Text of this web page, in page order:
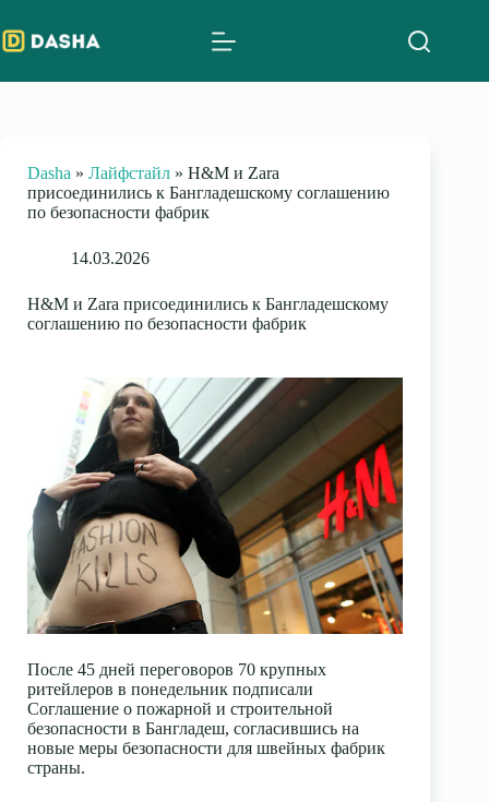
to
content
Dasha » Лайфстайл » H&M и Zara
присоединились к Бангладешскому соглашению
по безопасности фабрик
14.03.2026
H&M и Zara присоединились к Бангладешскому
соглашению по безопасности фабрик
После 45 дней переговоров 70 крупных
ритейлеров в понедельник подписали
Соглашение о пожарной и строительной
безопасности в Бангладеш, согласившись на
новые меры безопасности для швейных фабрик
страны.